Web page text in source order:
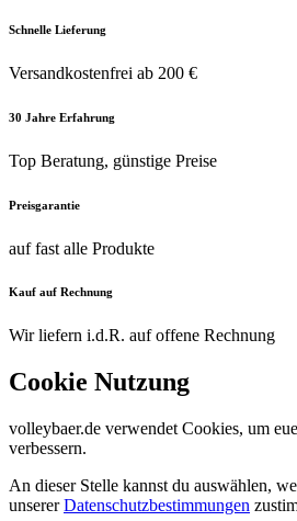
Schnelle Lieferung
Versandkostenfrei ab 200 €
30 Jahre Erfahrung
Top Beratung, günstige Preise
Preisgarantie
auf fast alle Produkte
Kauf auf Rechnung
Wir liefern i.d.R. auf offene Rechnung
Cookie Nutzung
volleybaer.de verwendet Cookies, um
verbessern.
An dieser Stelle kannst du auswählen,
unsererDatenschutzbestimmungen